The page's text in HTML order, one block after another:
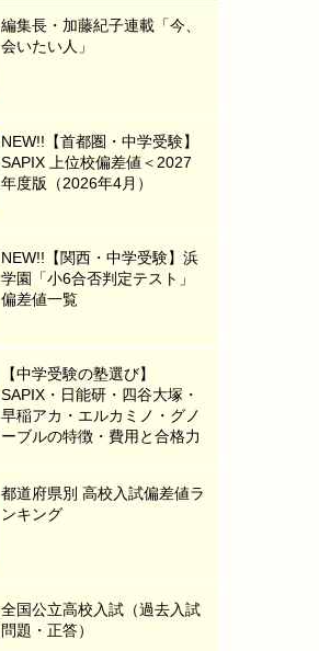
編集長・加藤紀子連載「今、
会いたい人」
NEW!!【首都圏・中学受験】
SAPIX 上位校偏差値＜2027
年度版（2026年4月）
NEW!!【関西・中学受験】浜
学園「小6合否判定テスト」
偏差値一覧
【中学受験の塾選び】
SAPIX・日能研・四谷大塚・
早稲アカ・エルカミノ・グノ
ーブルの特徴・費用と合格力
都道府県別 高校入試偏差値ラ
ンキング
全国公立高校入試（過去入試
問題・正答）